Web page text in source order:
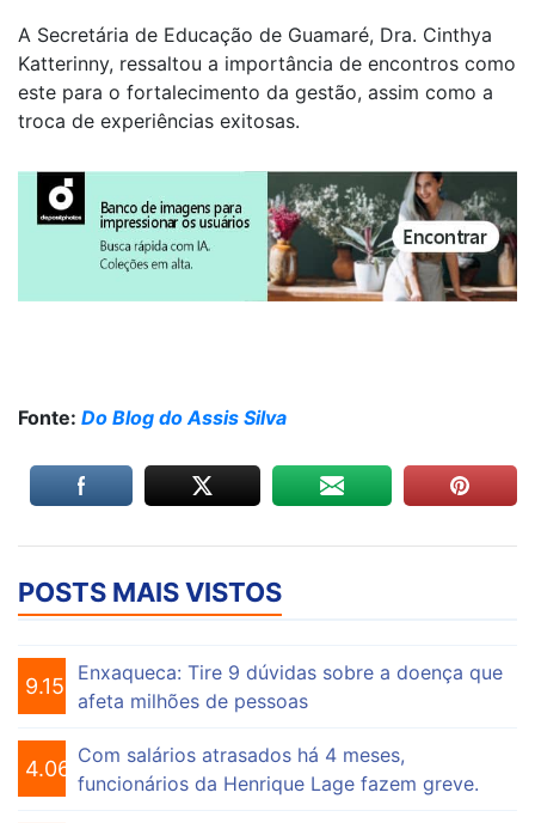
A Secretária de Educação de Guamaré, Dra. Cinthya
Katterinny, ressaltou a importância de encontros como
este para o fortalecimento da gestão, assim como a
troca de experiências exitosas.
Fonte: Do Blog do Assis Silva
POSTS MAIS VISTOS
9.151
Enxaqueca: Tire 9 dúvidas sobre a doença que
afeta milhões de pessoas
4.069
Com salários atrasados há 4 meses,
funcionários da Henrique Lage fazem greve.